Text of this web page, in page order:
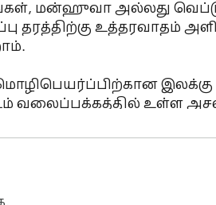
மன்ஹுவா அல்லது
தரத்திற்கு உத்தரவாதம்
இலக்கு
வலைப்பக்கத்தில் உள்ள
ஸ்கேன்